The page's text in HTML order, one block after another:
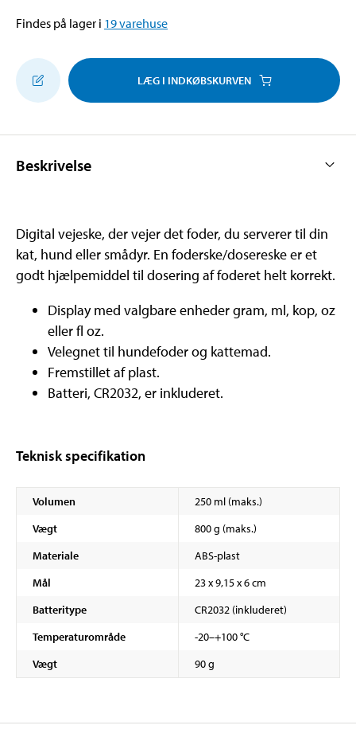
Findes på lager i 19varehuse
LÆG I INDKØBSKURVEN
Beskrivelse
Digital vejeske, der vejer det foder, du serverer til din
kat, hund eller smådyr. En foderske/dosereske er et
godt hjælpemiddel til dosering af foderet helt korrekt.
Display med valgbare enheder gram, ml, kop, oz
eller fl oz.
Velegnet til hundefoder og kattemad.
Fremstillet af plast.
Batteri, CR2032, er inkluderet.
Teknisk specifikation
Volumen
250 ml (maks.)
Vægt
800 g (maks.)
Materiale
ABS-plast
Mål
23 x 9,15 x 6 cm
Batteritype
CR2032 (inkluderet)
Temperaturområde
-20–+100 °C
Vægt
90 g